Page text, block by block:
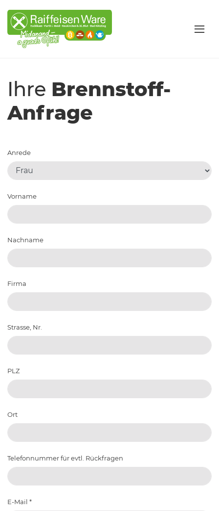
Ihre Brennstoff-
Anfrage
Anrede
Vorname
Nachname
Firma
Strasse, Nr.
PLZ
Ort
Telefonnummer für evtl. Rückfragen
E-Mail *